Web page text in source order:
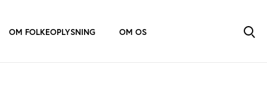
OM FOLKEOPLYSNING OM OS